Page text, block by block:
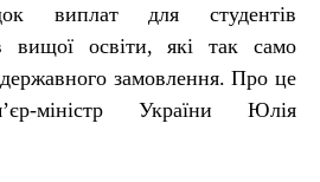
виплат для студентів
вищої освіти, які так само
замовлення. Про це
міністр України Юлія